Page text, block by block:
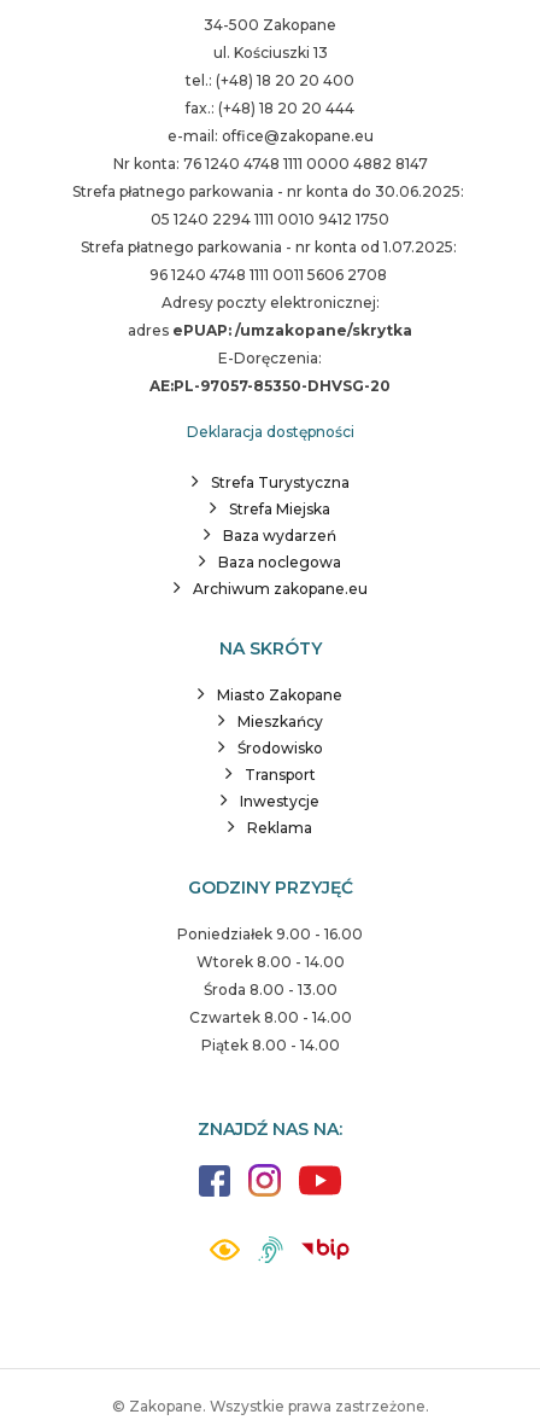
34-500 Zakopane
ul. Kościuszki 13
tel.: (+48) 18 20 20 400
fax.: (+48) 18 20 20 444
e-mail: office@zakopane.eu
Nr konta: 76 1240 4748 1111 0000 4882 8147
Strefa płatnego parkowania - nr konta do 30.06.2025:
05 1240 2294 1111 0010 9412 1750
Strefa płatnego parkowania - nr konta od 1.07.2025:
96 1240 4748 1111 0011 5606 2708
Adresy poczty elektronicznej:
adres ePUAP: /umzakopane/skrytka
E-Doręczenia:
AE:PL-97057-85350-DHVSG-20
Deklaracja dostępności
Strefa Turystyczna
Strefa Miejska
Baza wydarzeń
Baza noclegowa
Archiwum zakopane.eu
NA SKRÓTY
Miasto Zakopane
Mieszkańcy
Środowisko
Transport
Inwestycje
Reklama
GODZINY PRZYJĘĆ
Poniedziałek 9.00 - 16.00
Wtorek 8.00 - 14.00
Środa 8.00 - 13.00
Czwartek 8.00 - 14.00
Piątek 8.00 - 14.00
ZNAJDŹ NAS NA:
© Zakopane. Wszystkie prawa zastrzeżone.